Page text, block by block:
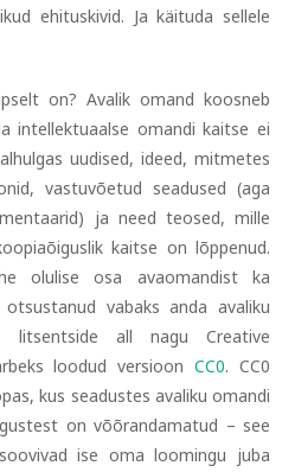
ehituskivid. Ja käituda sellele
on? Avalik omand koosneb
intellektuaalse omandi kaitse ei
uudised, ideed, mitmetes
vastuvõetud seadused (aga
ja need teosed, mille
kaitse on lõppenud.
olulise osa avaomandist ka
vabaks anda avaliku
litsentside all nagu Creative
loodud versioonCC0. CC0
kus seadustes avaliku omandi
on võõrandamatud – see
ise oma loomingu juba